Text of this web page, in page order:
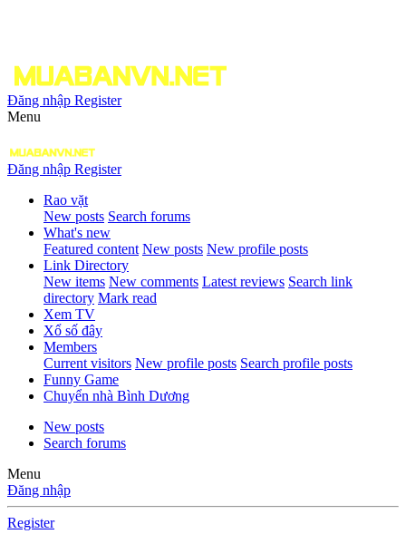
Đăng nhập Register
Menu
Đăng nhập Register
Rao vặt
New posts Search forums
What's new
Featured content New posts New profile posts
Link Directory
New items New comments Latest reviews Search link
directory Mark read
Xem TV
Xổ số đây
Members
Current visitors New profile posts Search profile posts
Funny Game
Chuyển nhà Bình Dương
New posts
Search forums
Menu
Đăng nhập
Register